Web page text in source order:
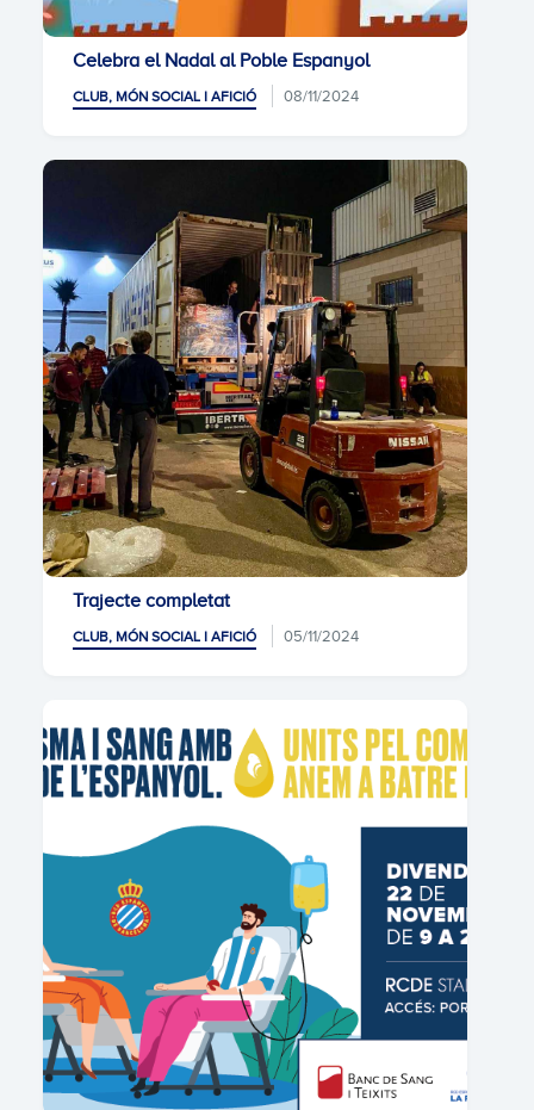
Celebra el Nadal al Poble Espanyol
CLUB, MÓN SOCIAL I AFICIÓ 08/11/2024
Trajecte completat
CLUB, MÓN SOCIAL I AFICIÓ 05/11/2024